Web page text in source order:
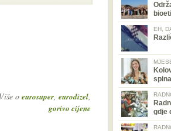
Više o eurosuper, eurodizel,
gorivo cijene
EH,
gdje